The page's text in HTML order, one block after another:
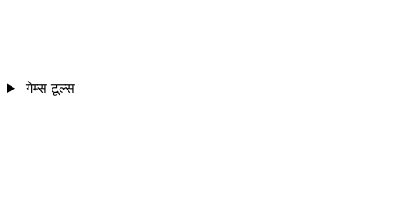
गेम्स टूल्स